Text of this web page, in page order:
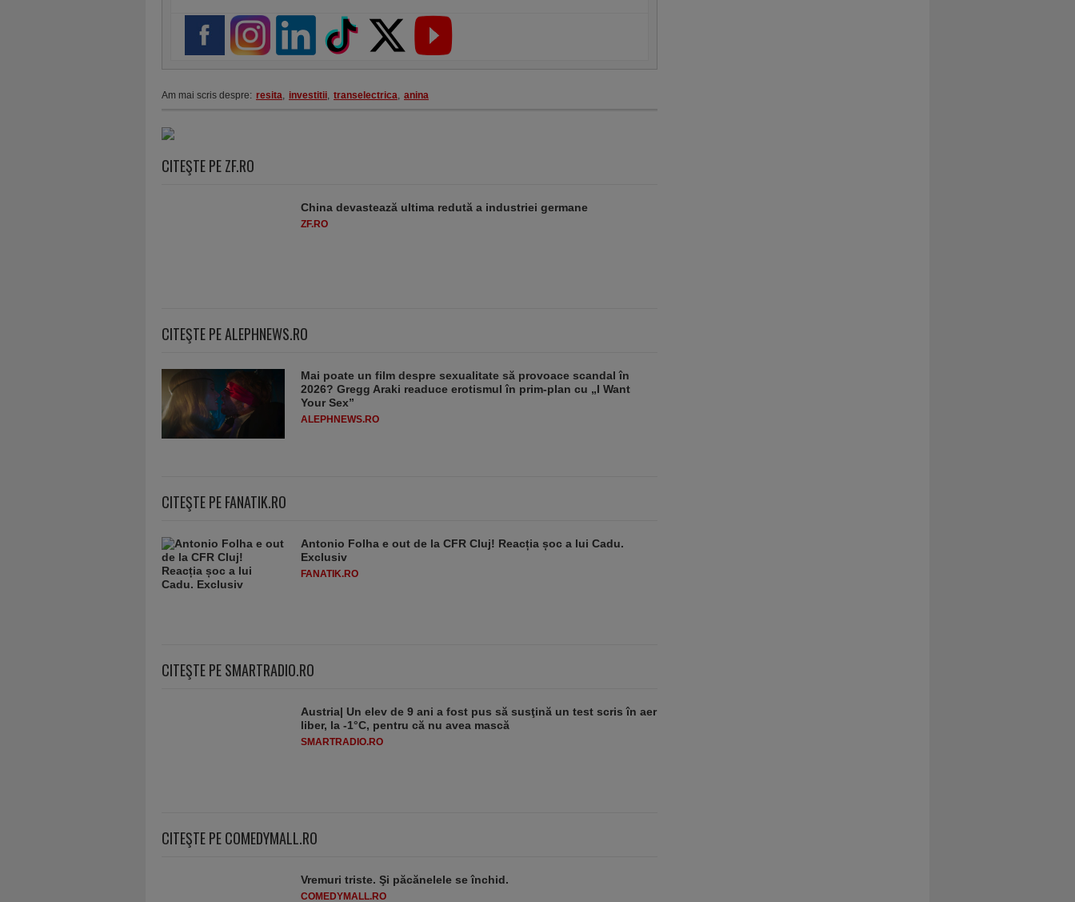
Am mai scris despre: resita, investitii, transelectrica, anina
CITEŞTE PE ZF.RO
China devastează ultima redută a industriei germane
ZF.RO
CITEŞTE PE ALEPHNEWS.RO
Mai poate un film despre sexualitate să provoace scandal în
2026? Gregg Araki readuce erotismul în prim-plan cu „I Want
Your Sex”
ALEPHNEWS.RO
CITEŞTE PE FANATIK.RO
Antonio Folha e out de la CFR Cluj! Reacția șoc a lui Cadu.
Exclusiv
FANATIK.RO
CITEŞTE PE SMARTRADIO.RO
Austria| Un elev de 9 ani a fost pus să susţină un test scris în aer
liber, la -1°C, pentru că nu avea mască
SMARTRADIO.RO
CITEŞTE PE COMEDYMALL.RO
Vremuri triste. Şi păcănelele se închid.
COMEDYMALL.RO